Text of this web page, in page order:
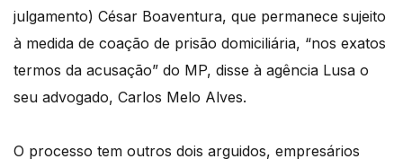
julgamento) César Boaventura, que permanece sujeito
à medida de coação de prisão domiciliária, “nos exatos
termos da acusação” do MP, disse à agência Lusa o
seu advogado, Carlos Melo Alves.
O processo tem outros dois arguidos, empresários